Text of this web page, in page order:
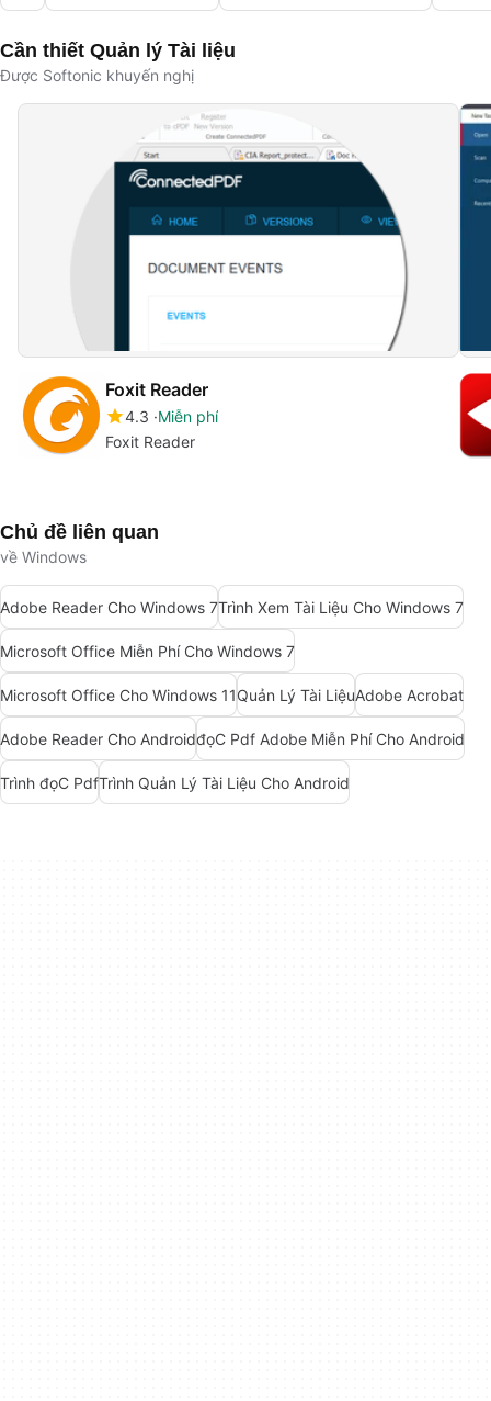
Cần thiết Quản lý Tài liệu
Được Softonic khuyến nghị
Foxit Reader
4.3 Miễn phí
Foxit Reader
Chủ đề liên quan
về Windows
Adobe Reader Cho Windows 7Trình Xem Tài Liệu Cho Windows 7
Microsoft Office Miễn Phí Cho Windows 7
Microsoft Office Cho Windows 11Quản Lý Tài LiệuAdobe Acrobat
Adobe Reader Cho AndroidđọC Pdf Adobe Miễn Phí Cho Android
Trình đọC PdfTrình Quản Lý Tài Liệu Cho Android